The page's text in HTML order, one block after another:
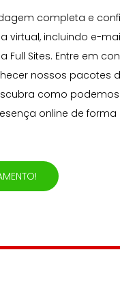
completa e
virtual, incluindo e-
Full Sites. Entre em
nossos pacotes
como
online de forma